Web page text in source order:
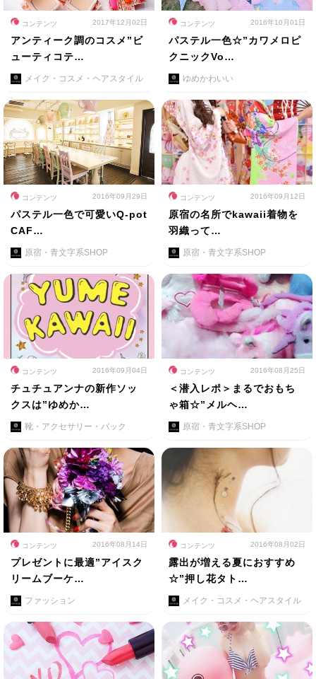
コンテンツ 2017年12月02日
アンティーク調のコスメ”ビ
ューティコテ…
メイク・コスメ・ヘアスタイル
コンテンツ 2016年10月01日
パステル一色☆”カワメロピ
クニックVo…
ゆめかわいい
コンテンツ 2016年09月29日
パステル一色で可愛いQ-pot
CAF…
原宿・青文字系SHOP
コンテンツ 2016年09月12日
原宿の名所でkawaii着物を
羽織って…
原宿・青文字系SHOP
コンテンツ 2016年09月04日
チュチュアンナの新作ソッ
クスは”ゆめか…
靴・アクセサリー・バック
コンテンツ 2016年08月25日
＜潜入レポ＞まるでおもち
ゃ箱☆”メルヘ…
原宿・青文字系SHOP
コンテンツ 2016年08月14日
プレゼントに最適”アイスク
リームブーケ…
ファッション
コンテンツ 2016年08月02日
露出が増える夏におすすめ
☆”押し花タト…
メイク・コスメ・ヘアスタイル